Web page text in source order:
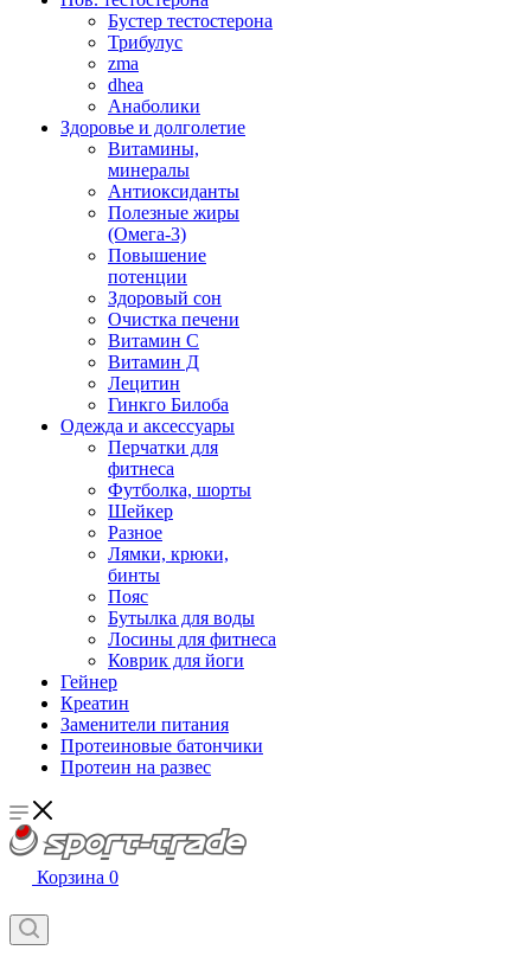
Бустер тестостерона
Трибулус
zma
dhea
Анаболики
Здоровье и долголетие
Витамины,
минералы
Антиоксиданты
Полезные жиры
(Омега-3)
Повышение
потенции
Здоровый сон
Очистка печени
Витамин С
Витамин Д
Лецитин
Гинкго Билоба
Одежда и аксессуары
Перчатки для
фитнеса
Футболка, шорты
Шейкер
Разное
Лямки, крюки,
бинты
Пояс
Бутылка для воды
Лосины для фитнеса
Коврик для йоги
Гейнер
Креатин
Заменители питания
Протеиновые батончики
Протеин на развес
Корзина 0